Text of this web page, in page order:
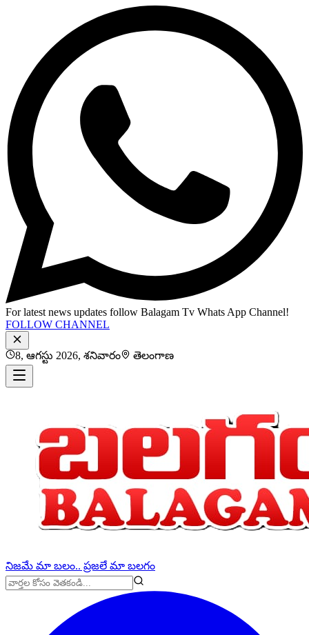
For latest news updates follow Balagam Tv Whats App Channel!
FOLLOW CHANNEL
8, ఆగస్టు 2026, శనివారం తెలంగాణ
నిజమే మా బలం.. ప్రజలే మా బలగం